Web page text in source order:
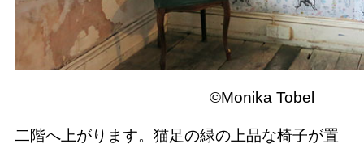
©Monika Tobel
二階へ上がります。猫足の緑の上品な椅子が置